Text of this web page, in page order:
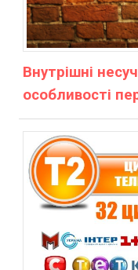
Внутрішні
особливості